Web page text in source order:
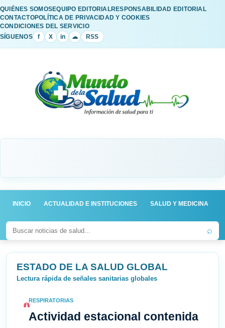
QUIÉNES SOMOSEQUIPO EDITORIALRESPONSABILIDAD EDITORIAL
CONTACTOPOLÍTICA DE PRIVACIDAD Y COOKIES
CONDICIONES DEL SERVICIO
SÍGUENOS
f X in ☁ RSS
INICIO ACTUALIDAD E INSTITUCIONES SALUD Y MEDICINA
⌕
ESTADO DE LA SALUD GLOBAL
Lectura rápida de señales sanitarias globales
RESPIRATORIAS
Actividad estacional contenida